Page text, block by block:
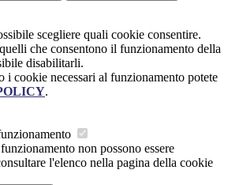
scegliere quali cookie consentire.
che consentono il funzionamento della
disabilitarli.
i cookie necessari al funzionamento potete
.
non possono essere
l'elenco nella pagina della cookie